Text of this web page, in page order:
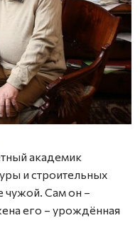
академик
и строительных
чужой. Сам он –
его – урождённая